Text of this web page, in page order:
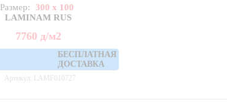
Размер:
300 x 100
LAMINAM RUS
7760 д/м2
БЕСПЛАТНАЯ
ДОСТАВКА
Артикул: LAMF010727